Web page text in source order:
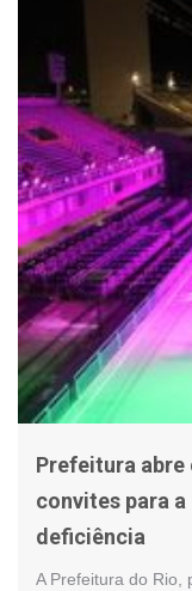
Prefeitura
convites para a
deficiência
A Prefeitura do Rio,